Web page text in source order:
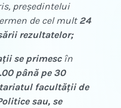
preşedintelui
de cel mult24
rezultatelor;
se primesc în
până pe 30
facultății de
sau, se